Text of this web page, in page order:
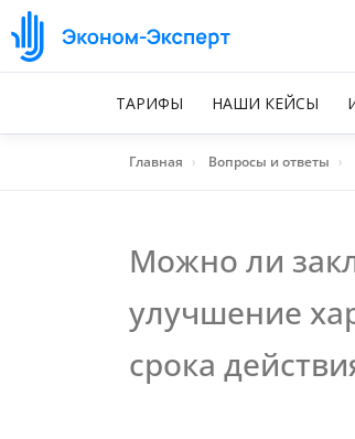
ТАРИФЫ НАШИ КЕЙСЫ
Главная › Вопросы и ответы ›
Можно ли
улучшение
срока